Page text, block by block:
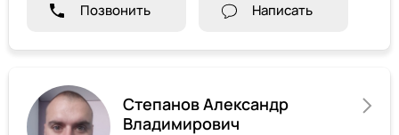
Позвонить Написать
Степанов Александр
Владимирович